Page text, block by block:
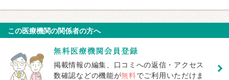
この医療機関の関係者の方へ
掲載情報の編集、口コミへの返信・アクセス
数確認などの機能が無料でご利用いただけま